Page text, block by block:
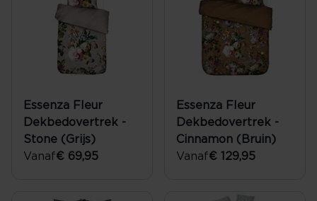
Essenza Fleur
Dekbedovertrek -
Stone (Grijs)
Vanaf€ 69,95
Essenza Fleur
Dekbedovertrek -
Cinnamon (Bruin)
Vanaf€ 129,95